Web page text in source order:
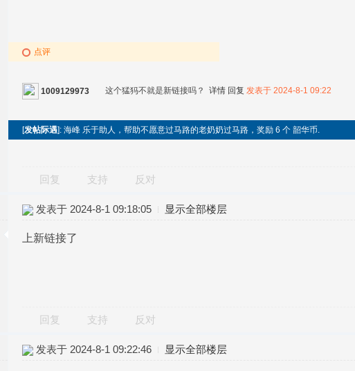
点评
1009129973 这个猛犸不就是新链接吗？ 详情 回复 发表于 2024-8-1 09:22
[发帖际遇]: 海峰 乐于助人，帮助不愿意过马路的老奶奶过马路，奖励 6 个 韶华币.
回复 支持 反对
发表于 2024-8-1 09:18:05 显示全部楼层
上新链接了
回复 支持 反对
发表于 2024-8-1 09:22:46 显示全部楼层